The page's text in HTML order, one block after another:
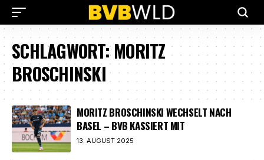
SCHLAGWORT:MORITZ
BROSCHINSKI
MORITZ BROSCHINSKI WECHSELT NACH
BASEL – BVB KASSIERT MIT
13. AUGUST 2025